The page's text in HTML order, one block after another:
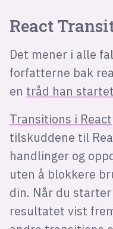
React
Det mener i alle
forfatterne bak
en tråd han
Transitions i React
tilskuddene til
handlinger og
uten å blokkere
din. Når du
resultatet vist